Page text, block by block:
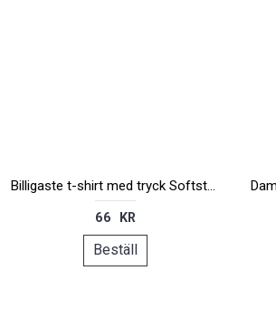
Billigaste t-shirt med tryck Softstyle
66 KR
Beställ